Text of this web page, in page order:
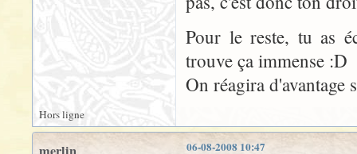
Pour le reste, tu as
trouve ça immense :D
On réagira
Hors ligne
06-08-2008 10:47